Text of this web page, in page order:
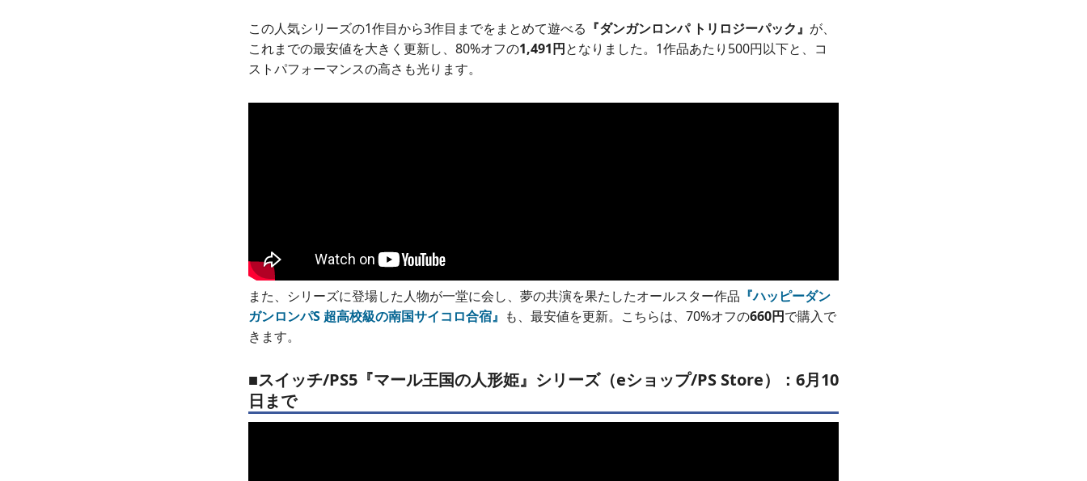
この人気シリーズの1作目から3作目までをまとめて遊べる 『ダンガンロンパ トリロジーパック』 が、
これまでの最安値を大きく更新し、80%オフの1,491円となりました。1作品あたり500円以下と、コ
ストパフォーマンスの高さも光ります。
また、シリーズに登場した人物が一堂に会し、夢の共演を果たしたオールスター作品 『ハッピーダン
ガンロンパS 超高校級の南国サイコロ合宿』 も、最安値を更新。こちらは、70%オフの660円で購入で
きます。
■スイッチ/PS5『マール王国の人形姫』シリーズ（eショップ/PS Store）：6月10
日まで